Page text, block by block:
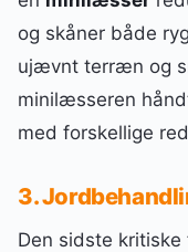
og skåner både
ujævnt terræn og
minilæsseren
med forskellige
3.
Den sidste